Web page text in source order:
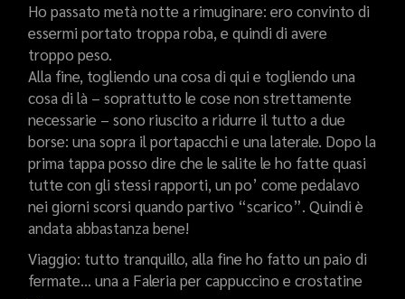
Ho passato metà notte a rimuginare: ero convinto di
essermi portato troppa roba, e quindi di avere
troppo peso.
Alla fine, togliendo una cosa di qui e togliendo una
cosa di là – soprattutto le cose non strettamente
necessarie – sono riuscito a ridurre il tutto a due
borse: una sopra il portapacchi e una laterale. Dopo la
prima tappa posso dire che le salite le ho fatte quasi
tutte con gli stessi rapporti, un po’ come pedalavo
nei giorni scorsi quando partivo “scarico”. Quindi è
andata abbastanza bene!
Viaggio: tutto tranquillo, alla fine ho fatto un paio di
fermate… una a Faleria per cappuccino e crostatine